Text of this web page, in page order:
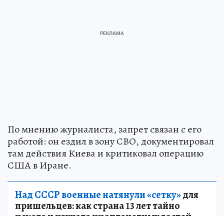
По мнению журналиста, запрет связан с его
работой: он ездил в зону СВО, документировал
там действия Киева и критиковал операцию
США в Иране.
Над СССР военные натянули «сетку»для
пришельцев: как страна 13 лет тайно